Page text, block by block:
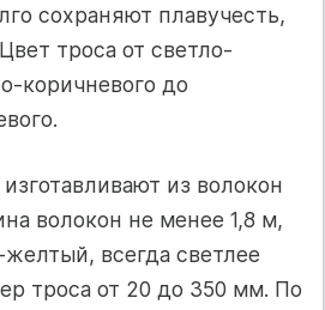
сохраняют плавучесть,
троса от светло-
коричневого до
изготавливают из волокон
волокон не менее 1,8 м,
всегда светлее
троса от 20 до 350 мм. По